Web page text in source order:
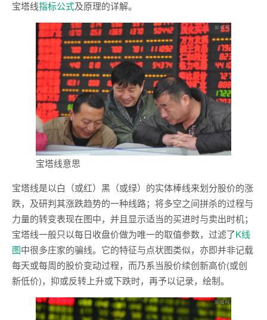
宝塔线指标公式及原理的详解。
宝塔线意思
宝塔线是以白（或红）黑（或绿）的实体棒线来划分股价的涨
跌，及研判其涨跌趋势的一种线路；将多空之间拼杀的过程与
力量的转变表现在图中，并且显示适当的买进时与卖出时机；
宝塔线一般只以每日收盘价做为唯一的取值参数，过滤了K线
图中很多庄家的骗线。它的特征与点状图类似，亦即并非记载
每天或每周的股价变动过程，而乃系当股价续创新高价(或创
新低价)，抑或反转上升或下跌时，再予以记录，绘制。